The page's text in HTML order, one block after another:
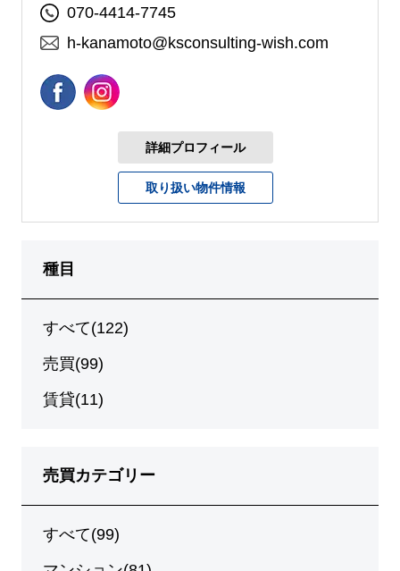
070-4414-7745
h-kanamoto@ksconsulting-wish.com
詳細プロフィール
取り扱い物件情報
種目
すべて(122)
売買(99)
賃貸(11)
売買カテゴリー
すべて(99)